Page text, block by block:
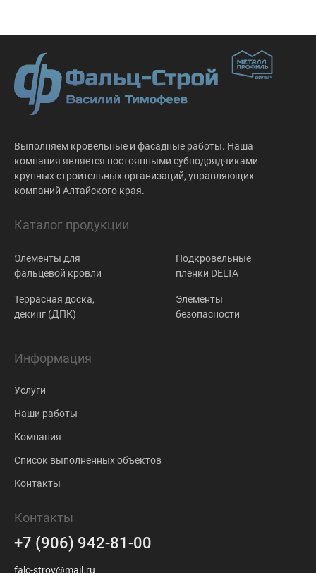
Выполняем кровельные и фасадные работы. Наша
компания является постоянными субподрядчиками
крупных строительных организаций, управляющих
компаний Алтайского края.
Каталог продукции
Элементы для
фальцевой кровли
Террасная доска,
декинг (ДПК)
Подкровельные
пленки DELTA
Элементы
безопасности
Информация
Услуги
Наши работы
Компания
Список выполненных объектов
Контакты
Контакты
+7 (906) 942-81-00
falc-stroy@mail.ru